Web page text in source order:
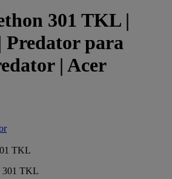
301 TKL |
Predator para
| Acer
TKL
301 TKL